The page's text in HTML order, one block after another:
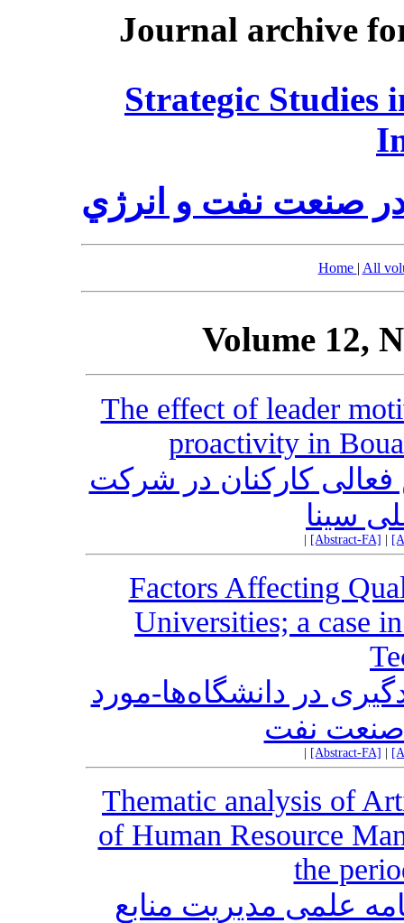
Journal archive
Strategic Studies
صنعت نفت و انرژي
Home | All
Volume 12,
The effect of leader
proactivity in
فعالی کارکنان در شرکت
سینا
[Abstract-FA]
Factors Affecting
Universities; a case
در دانشگاه‌ها-مورد
صنعت نفت
[Abstract-FA]
Thematic analysis of
of Human Resource
the
علمی مدیریت منابع